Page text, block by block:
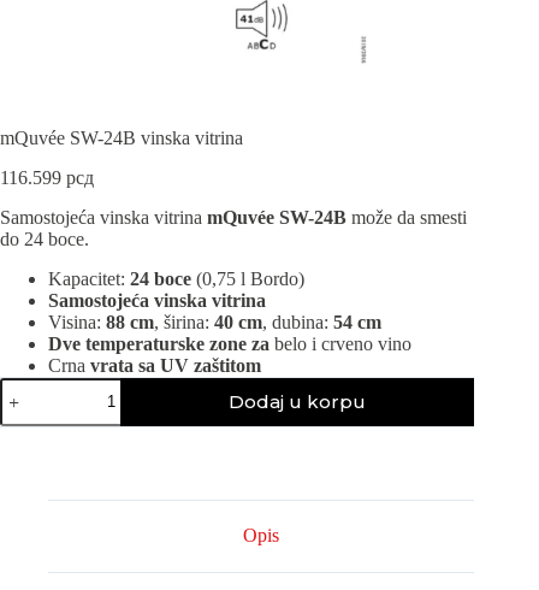
mQuvée SW-24B vinska vitrina
116.599 рсд
Samostojeća vinska vitrina mQuvée SW-24B može da smesti
do 24 boce.
Kapacitet: 24 boce (0,75 l Bordo)
Samostojeća vinska vitrina
Visina: 88 cm, širina: 40 cm, dubina: 54 cm
Dve temperaturske zone za belo i crveno vino
Crna vrata sa UV zaštitom
mQuvée
SW-
24B
Dodaj u korpu
Opis